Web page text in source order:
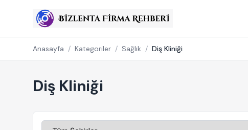
Anasayfa / Kategoriler / Sağlık / Diş Kliniği
Diş Kliniği